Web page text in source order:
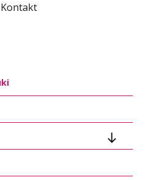
Kontakt